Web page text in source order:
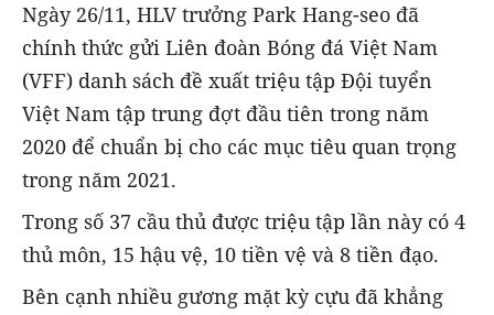
Ngày 26/11, HLV trưởng Park Hang-seo đã
chính thức gửi Liên đoàn Bóng đá Việt Nam
(VFF) danh sách đề xuất triệu tập Đội tuyển
Việt Nam tập trung đợt đầu tiên trong năm
2020 để chuẩn bị cho các mục tiêu quan trọng
trong năm 2021.
Trong số 37 cầu thủ được triệu tập lần này có 4
thủ môn, 15 hậu vệ, 10 tiền vệ và 8 tiền đạo.
Bên cạnh nhiều gương mặt kỳ cựu đã khẳng